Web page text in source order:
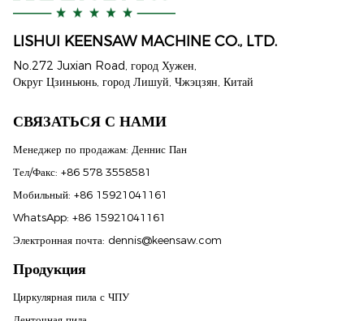
LISHUI ​​KEENSAW MACHINE CO., LTD.
No.272 Juxian Road, город Хужен,
Округ Цзиньюнь, город Лишуй, Чжэцзян, Китай
СВЯЗАТЬСЯ С НАМИ
Менеджер по продажам: Деннис Пан
Тел/Факс: +86 578 3558581
Мобильный: +86 15921041161
WhatsApp: +86 15921041161
Электронная почта: dennis@keensaw.com
Продукция
Циркулярная пила с ЧПУ